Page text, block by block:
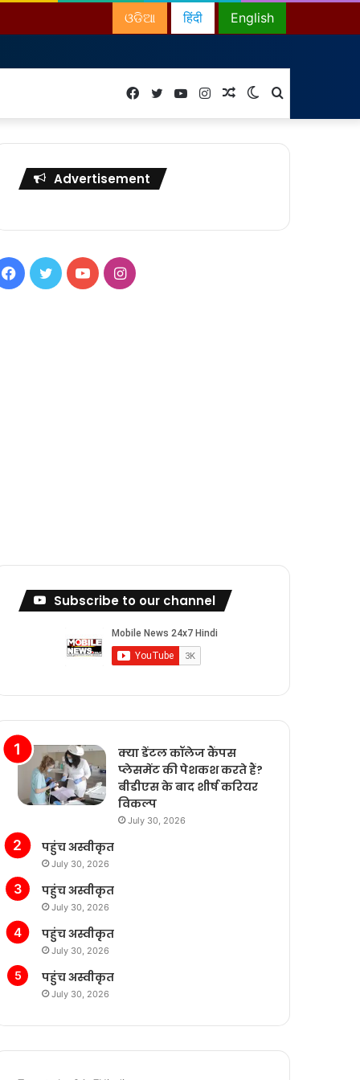
English
हिंदी
ଓଡିଆ
for
Switch
skin
Random
Article
Instagram
YouTube
Twitter
Facebook
Advertisement
Facebook
TwitterYouTubeInstagram
Subscribe to our channel
क्या डेंटल कॉलेज कैंपस
प्लेसमेंट की पेशकश करते हैं?
बीडीएस के बाद शीर्ष करियर
विकल्प
July 30, 2026
पहुंच अस्वीकृत
July 30, 2026
पहुंच अस्वीकृत
July 30, 2026
पहुंच अस्वीकृत
July 30, 2026
पहुंच अस्वीकृत
July 30, 2026